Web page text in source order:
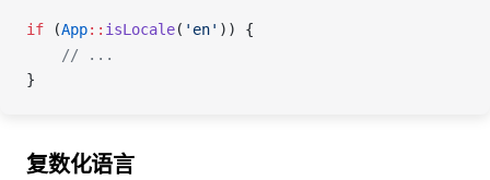
if (App:: isLocale( 'en' )) {
    // ...
}
复数化语言